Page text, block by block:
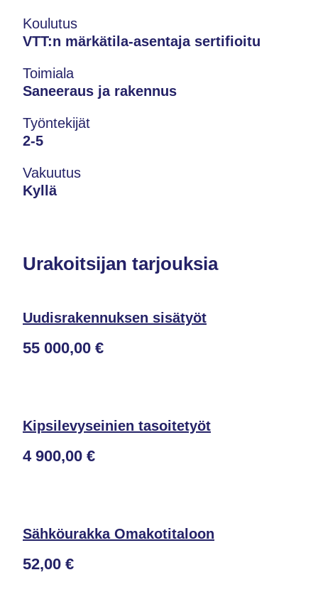
Koulutus
VTT:n märkätila-asentaja sertifioitu
Toimiala
Saneeraus ja rakennus
Työntekijät
2-5
Vakuutus
Kyllä
Urakoitsijan tarjouksia
Uudisrakennuksen sisätyöt
55 000,00 €
Kipsilevyseinien tasoitetyöt
4 900,00 €
Sähköurakka Omakotitaloon
52,00 €